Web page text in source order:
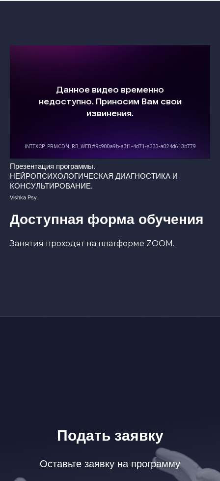
Презентация программы.
НЕЙРОПСИХОЛОГИЧЕСКАЯ ДИАГНОСТИКА И
КОНСУЛЬТИРОВАНИЕ.
Vishka Psy
Доступная форма обучения
Занятия проходят на платформе ZOOM.
Подать заявку
Оставьте заявку на программу